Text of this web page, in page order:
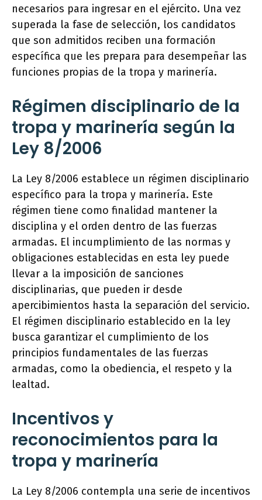
necesarios para ingresar en el ejército. Una vez
superada la fase de selección, los candidatos
que son admitidos reciben una formación
específica que les prepara para desempeñar las
funciones propias de la tropa y marinería.
Régimen disciplinario de la
tropa y marinería según la
Ley 8/2006
La Ley 8/2006 establece un régimen disciplinario
específico para la tropa y marinería. Este
régimen tiene como finalidad mantener la
disciplina y el orden dentro de las fuerzas
armadas. El incumplimiento de las normas y
obligaciones establecidas en esta ley puede
llevar a la imposición de sanciones
disciplinarias, que pueden ir desde
apercibimientos hasta la separación del servicio.
El régimen disciplinario establecido en la ley
busca garantizar el cumplimiento de los
principios fundamentales de las fuerzas
armadas, como la obediencia, el respeto y la
lealtad.
Incentivos y
reconocimientos para la
tropa y marinería
La Ley 8/2006 contempla una serie de incentivos